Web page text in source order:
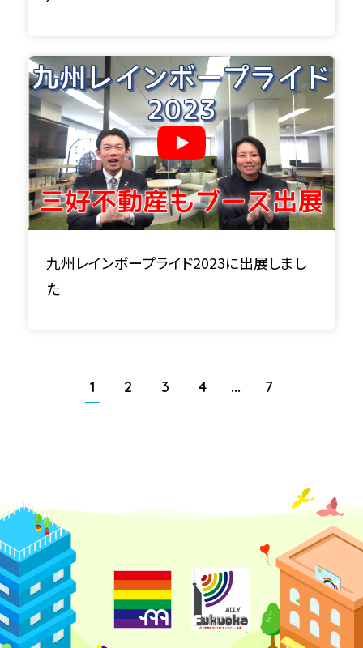
九州レインボープライド2023に出展しまし
た
1 2 3 4 ... 7